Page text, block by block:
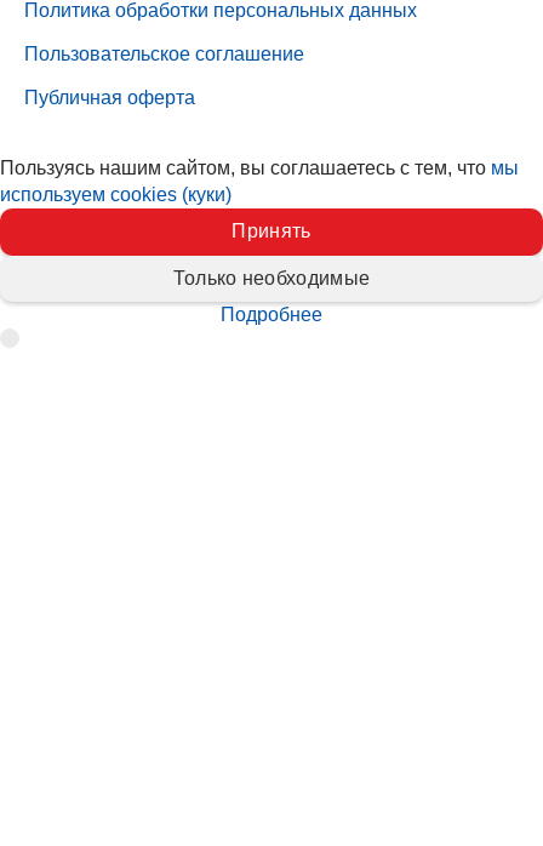
Политика обработки персональных данных
Пользовательское соглашение
Публичная оферта
Пользуясь нашим сайтом, вы соглашаетесь с тем, что мы
используем cookies (куки)
Принять
Только необходимые
Подробнее